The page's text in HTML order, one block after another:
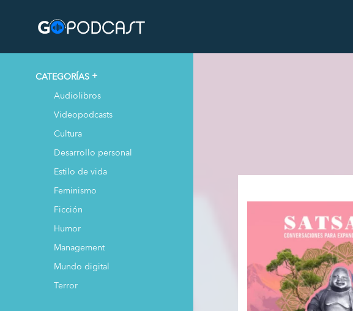
CATEGORÍAS
Audiolibros
Videopodcasts
Cultura
Desarrollo personal
Estilo de vida
Feminismo
Ficción
Humor
Management
Mundo digital
Terror